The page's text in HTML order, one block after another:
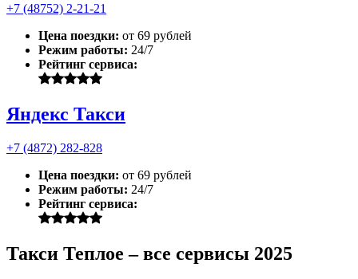
+7 (48752) 2-21-21
Цена поездки: от 69 рублей
Режим работы: 24/7
Рейтинг сервиса:
Яндекс Такси
+7 (4872) 282-828
Цена поездки: от 69 рублей
Режим работы: 24/7
Рейтинг сервиса:
Такси Теплое – все сервисы 2025